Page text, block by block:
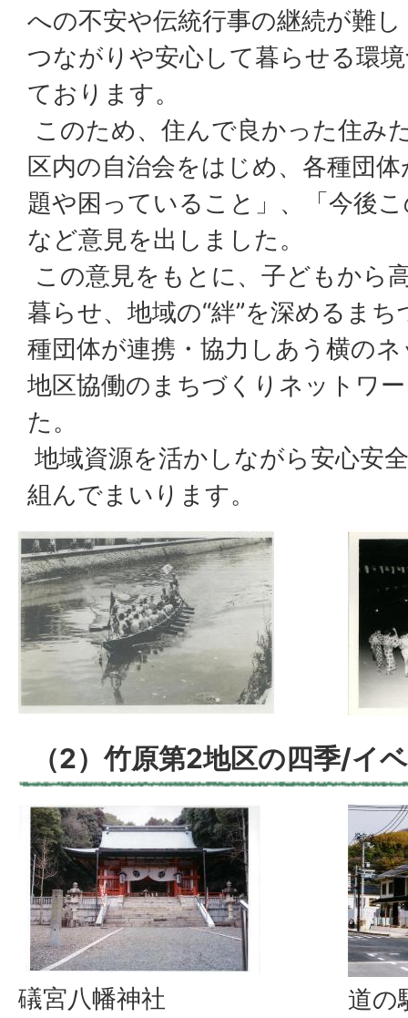
への不安や伝統行事の継続が難
つながりや安心して暮らせる環
ております。
このため、住んで良かった住み
区内の自治会をはじめ、各種団
題や困っていること」、「今後
など意見を出しました。
この意見をもとに、子どもから
暮らせ、地域の“絆”を深めるま
種団体が連携・協力しあう横の
地区協働のまちづくりネットワ
た。
地域資源を活かしながら安心安
組んでまいります。
（2）竹原第2地区の四季/イ
礒宮八幡神社 道の